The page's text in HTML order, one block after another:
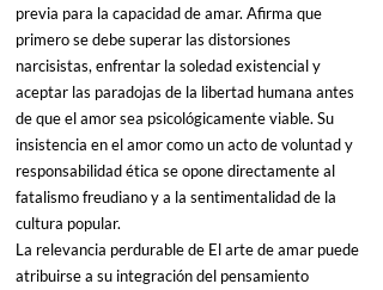
previa para la capacidad de amar. Afirma que
primero se debe superar las distorsiones
narcisistas, enfrentar la soledad existencial y
aceptar las paradojas de la libertad humana antes
de que el amor sea psicológicamente viable. Su
insistencia en el amor como un acto de voluntad y
responsabilidad ética se opone directamente al
fatalismo freudiano y a la sentimentalidad de la
cultura popular.
La relevancia perdurable de El arte de amar puede
atribuirse a su integración del pensamiento